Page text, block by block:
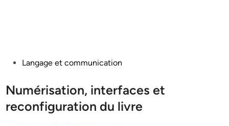
PostedLangage et communication
Numérisation, interfaces et
reconfiguration du livre